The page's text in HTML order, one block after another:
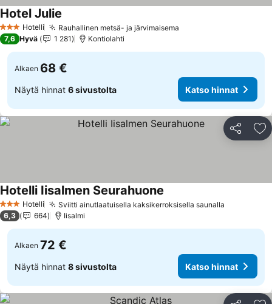
3 Tähtiluokitus
Hotelli Rauhallinen metsä- ja järvimaisema
Hotel Julie
7,6 Hyvä 1 281 Kontiolahti
Alkaen 68 €
Näytä hinnat 6 sivustolta Katso hinnat
Jaa
3 Tähtiluokitus
Hotelli Sviitti ainutlaatuisella kaksikerroksisella saunalla
Hotelli Iisalmen Seurahuone
6,3 664 Iisalmi
Alkaen 72 €
Näytä hinnat 8 sivustolta Katso hinnat